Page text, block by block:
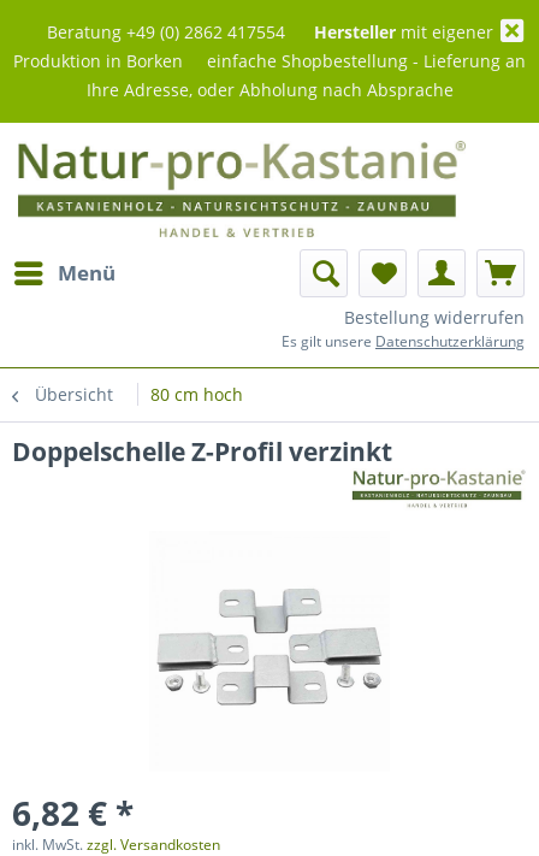
Beratung +49 (0) 2862 417554 Herstellermit eigener
Produktion in Borken einfache Shopbestellung - Lieferung an
Ihre Adresse, oder Abholung nach Absprache
Menü
Bestellung widerrufen
Es gilt unsere Datenschutzerklärung
Übersicht 80 cm hoch
Doppelschelle Z-Profil verzinkt
6,82 € *
inkl. MwSt.zzgl. Versandkosten